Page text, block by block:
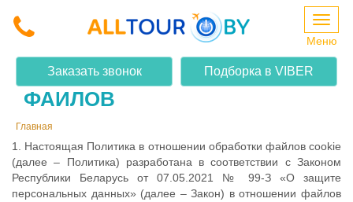
Меню
Заказать звонок Подборка в VIBER
ИСПОЛЬЗОВАНИЕ COOKIE-
ФАЙЛОВ
Главная
1. Настоящая Политика в отношении обработки файлов cookie
(далее – Политика) разработана в соответствии с Законом
Республики Беларусь от 07.05.2021 № 99-З «О защите
персональных данных» (далее – Закон) в отношении файлов